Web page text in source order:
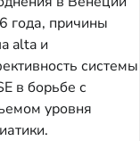
года, причины
alta и
системы
в борьбе с
уровня